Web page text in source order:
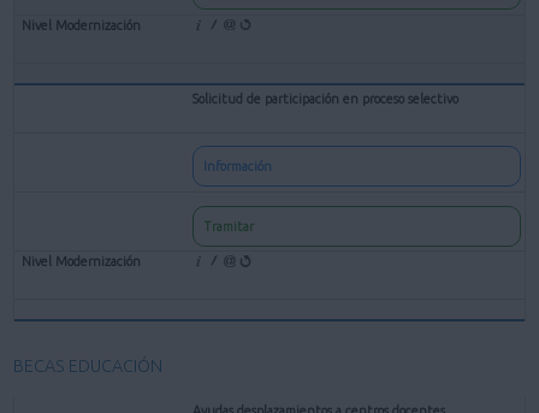
Solicitud de participación en proceso selectivo
Información
Tramitar
BECAS EDUCACIÓN